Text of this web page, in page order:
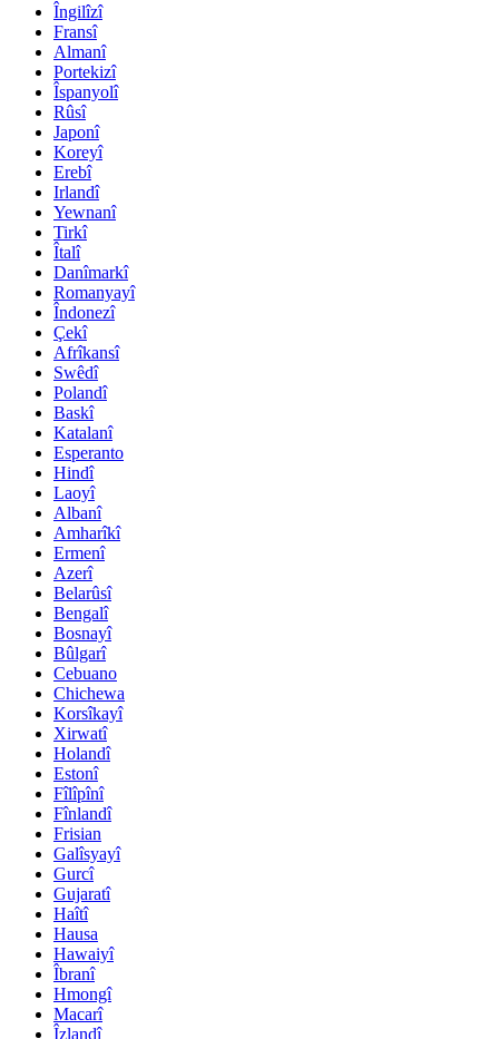
Îngilîzî
Fransî
Almanî
Portekizî
Îspanyolî
Rûsî
Japonî
Koreyî
Erebî
Irlandî
Yewnanî
Tirkî
Îtalî
Danîmarkî
Romanyayî
Îndonezî
Çekî
Afrîkansî
Swêdî
Polandî
Baskî
Katalanî
Esperanto
Hindî
Laoyî
Albanî
Amharîkî
Ermenî
Azerî
Belarûsî
Bengalî
Bosnayî
Bûlgarî
Cebuano
Chichewa
Korsîkayî
Xirwatî
Holandî
Estonî
Fîlîpînî
Fînlandî
Frisian
Galîsyayî
Gurcî
Gujaratî
Haîtî
Hausa
Hawaiyî
Îbranî
Hmongî
Macarî
Îzlandî